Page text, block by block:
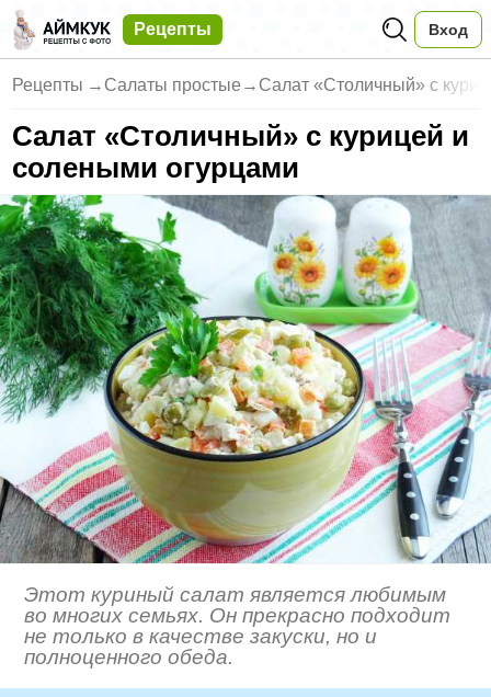
Рецепты Вход
Рецепты → Салаты простые → Салат «Столичный» с
Салат «Столичный» с курицей и
солеными огурцами
Этот куриный салат является любимым
во многих семьях. Он прекрасно подходит
не только в качестве закуски, но и
полноценного обеда.